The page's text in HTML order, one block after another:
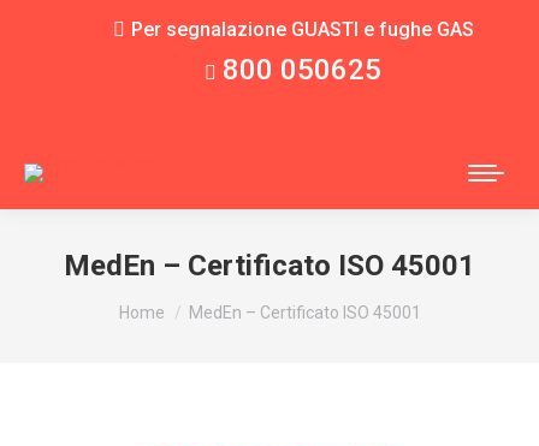
Per segnalazione GUASTI e fughe GAS
800 050625
MedEn – Certificato ISO 45001
You are here:
Home MedEn – Certificato ISO 45001